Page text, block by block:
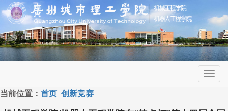
当前位置： 首页 创新竞赛